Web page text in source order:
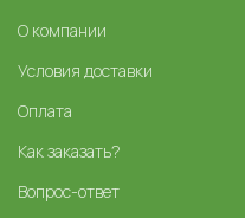
О компании
Условия доставки
Оплата
Как заказать?
Вопрос-ответ